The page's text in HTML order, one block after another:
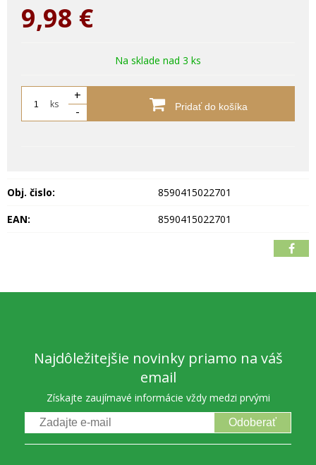
9,98 €
Na sklade nad 3 ks
ks
+
-
Pridať do košíka
Obj. čislo:
8590415022701
EAN:
8590415022701
Najdôležitejšie novinky priamo na váš
email
Získajte zaujímavé informácie vždy medzi prvými
Odoberať